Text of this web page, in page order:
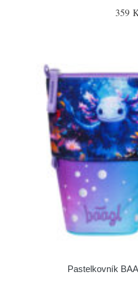
359
Pastelkovník